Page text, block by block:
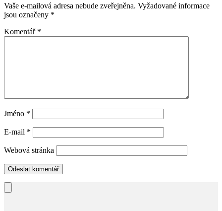
Vaše e-mailová adresa nebude zveřejněna. Vyžadované informace
jsou označeny *
Komentář *
Jméno *
E-mail *
Webová stránka